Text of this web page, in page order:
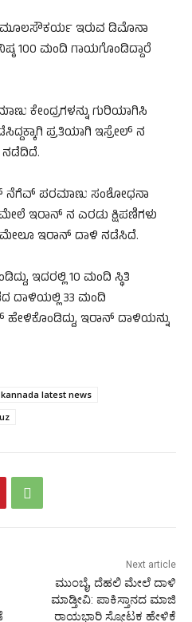
ಮೂಲಸೌಕರ್ಯ ಇರುವ ಡಿಮೊನಾ
100 ಮಂದಿ ಗಾಯಗೊಂಡಿದ್ದಾರೆ
ಕೇಂದ್ರಗಳನ್ನು ಗುರಿಯಾಗಿಸಿ
ಪ್ರತಿಯಾಗಿ ಇಸ್ರೇಲ್‌ ನ
ನಡೆದಿದೆ.
ನೆಗೆವ್‌ ಪರಮಾಣು ಸಂಶೋಧನಾ
ಮೇಲೆ ಇರಾನ್‌ ನ ಎರಡು ಕ್ಷಿಪಣಿಗಳು
ಇರಾನ್‌ ದಾಳಿ ನಡೆಸಿದೆ.
ಇದರಲ್ಲಿ 10 ಮಂದಿ ಸ್ಥಿತಿ
ದಾಳಿಯಲ್ಲಿ 33 ಮಂದಿ
ಇರಾನ್‌ ದಾಳಿಯನ್ನು
kannada latest news
Next article
ಮುಂಬೈ, ದೆಹಲಿ ಮೇಲೆ ದಾಳಿ
ಮಾಡ್ತೀವಿ: ಪಾಕಿಸ್ತಾನದ ಮಾಜಿ
ರಾಯಭಾರಿ ಸ್ಫೋಟಕ ಹೇಳಿಕೆ